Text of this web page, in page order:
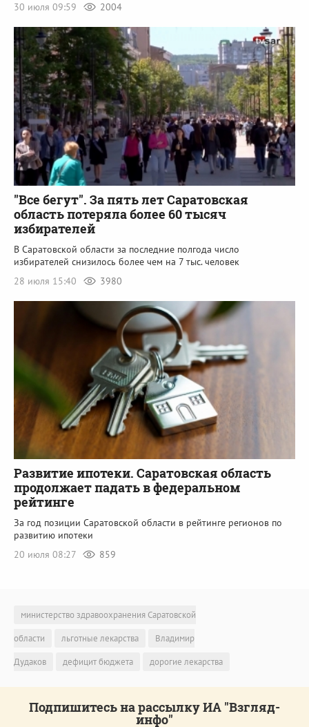
30 июля 09:59
2004
"Все бегут". За пять лет Саратовская
область потеряла более 60 тысяч
избирателей
В Саратовской области за последние полгода число
избирателей снизилось более чем на 7 тыс. человек
28 июля 15:40
3980
Развитие ипотеки. Саратовская область
продолжает падать в федеральном
рейтинге
За год позиции Саратовской области в рейтинге регионов по
развитию ипотеки
20 июля 08:27
859
министерство здравоохранения Саратовской
области
льготные лекарства
Владимир
Дудаков
дефицит бюджета дорогие лекарства
Подпишитесь на рассылку ИА "Взгляд-
инфо"